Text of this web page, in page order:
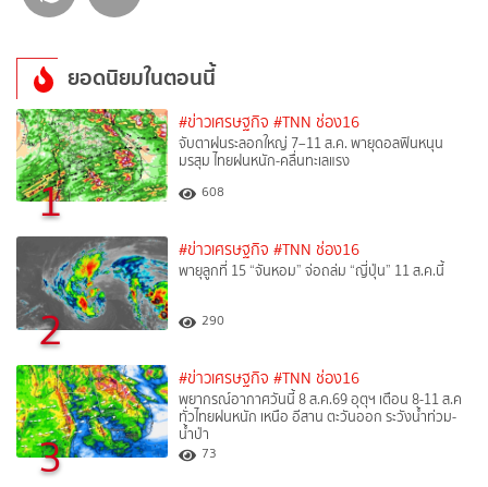
ยอดนิยมในตอนนี้
1
#ข่าวเศรษฐกิจ #TNN ช่อง16
จับตาฝนระลอกใหญ่ 7–11 ส.ค. พายุดอลฟินหนุน
มรสุม ไทยฝนหนัก-คลื่นทะเลแรง
608
2
#ข่าวเศรษฐกิจ #TNN ช่อง16
พายุลูกที่ 15 “จันหอม” จ่อถล่ม “ญี่ปุ่น” 11 ส.ค.นี้
290
3
#ข่าวเศรษฐกิจ #TNN ช่อง16
พยากรณ์อากาศวันนี้ 8 ส.ค.69 อุตุฯ เตือน 8-11 ส.ค
ทั่วไทยฝนหนัก เหนือ อีสาน ตะวันออก ระวังน้ำท่วม-
น้ำป่า
73